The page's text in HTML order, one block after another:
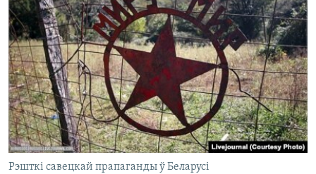
Рэшткі савецкай прапаганды ў Беларусі